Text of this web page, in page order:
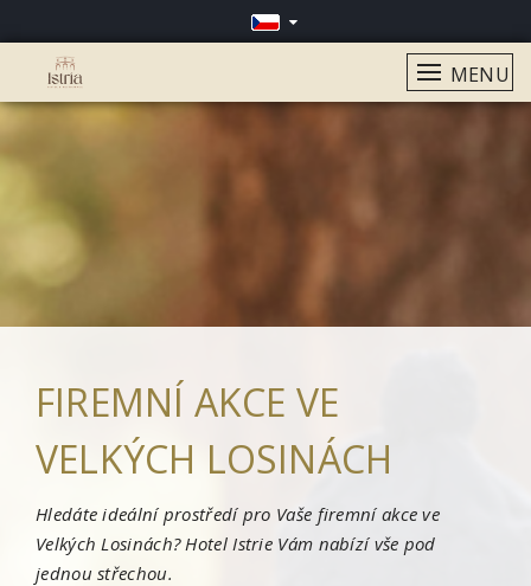
MENU
FIREMNÍ AKCE VE
VELKÝCH LOSINÁCH
Hledáte ideální prostředí pro Vaše firemní akce ve
Velkých Losinách? Hotel Istrie Vám nabízí vše pod
jednou střechou.